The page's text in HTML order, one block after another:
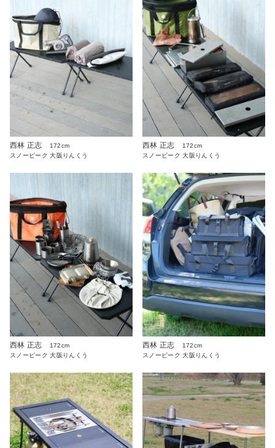
西林 正志
172cm
スノーピーク 大阪りんくう
西林 正志
172cm
スノーピーク 大阪りんくう
西林 正志
172cm
スノーピーク 大阪りんくう
西林 正志
172cm
スノーピーク 大阪りんくう